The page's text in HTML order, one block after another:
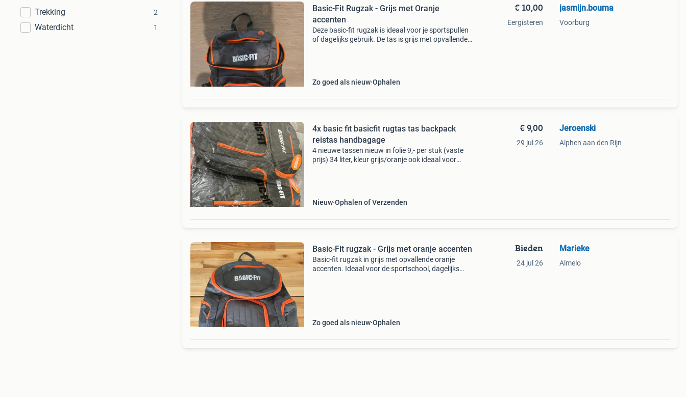
Trekking
2
Waterdicht 1
Basic-Fit Rugzak - Grijs met Oranje
accenten
Deze basic-fit rugzak is ideaal voor je sportspullen
of dagelijks gebruik. De tas is grijs met opvallende
Zo goed als nieuw Ophalen
€ 10,00
Eergisteren
jasmijn.bouma
Voorburg
4x basic fit basicfit rugtas tas backpack
reistas handbagage
4 nieuwe tassen nieuw in folie 9,- per stuk (vaste
prijs) 34 liter, kleur grijs/oranje ook ideaal voor
Nieuw Ophalen of Verzenden
€ 9,00
29 jul 26
Jeroenski
Alphen aan den Rijn
Basic-Fit rugzak - Grijs met oranje accenten
Basic-fit rugzak in grijs met opvallende oranje
accenten. Ideaal voor de sportschool, dagelijks
Zo goed als nieuw Ophalen
Bieden
24 jul 26
Marieke
Almelo